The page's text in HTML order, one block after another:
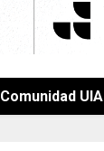
Comunidad UIA